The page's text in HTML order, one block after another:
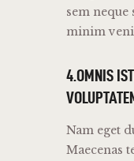
sem
minim
4.OMNIS
Nam eget
Maecenas